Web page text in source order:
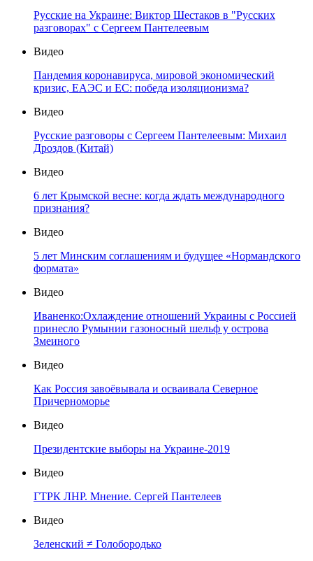
Русские на Украине: Виктор Шестаков в "Русских
разговорах" с Сергеем Пантелеевым
Видео
Пандемия коронавируса, мировой экономический
кризис, ЕАЭС и ЕС: победа изоляционизма?
Видео
Русские разговоры с Сергеем Пантелеевым: Михаил
Дроздов (Китай)
Видео
6 лет Крымской весне: когда ждать международного
признания?
Видео
5 лет Минским соглашениям и будущее «Нормандского
формата»
Видео
Иваненко:Охлаждение отношений Украины с Россией
принесло Румынии газоносный шельф у острова
Змеиного
Видео
Как Россия завоёвывала и осваивала Северное
Причерноморье
Видео
Президентские выборы на Украине-2019
Видео
ГТРК ЛНР. Мнение. Сергей Пантелеев
Видео
Зеленский ≠ Голобородько